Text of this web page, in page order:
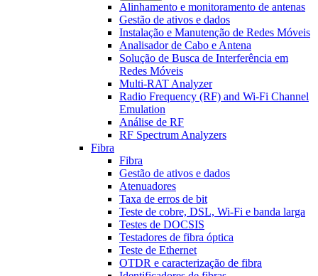
Alinhamento e monitoramento de antenas
Gestão de ativos e dados
Instalação e Manutenção de Redes Móveis
Analisador de Cabo e Antena
Solução de Busca de Interferência em
Redes Móveis
Multi-RAT Analyzer
Radio Frequency (RF) and Wi-Fi Channel
Emulation
Análise de RF
RF Spectrum Analyzers
Fibra
Fibra
Gestão de ativos e dados
Atenuadores
Taxa de erros de bit
Teste de cobre, DSL, Wi-Fi e banda larga
Testes de DOCSIS
Testadores de fibra óptica
Teste de Ethernet
OTDR e caracterização de fibra